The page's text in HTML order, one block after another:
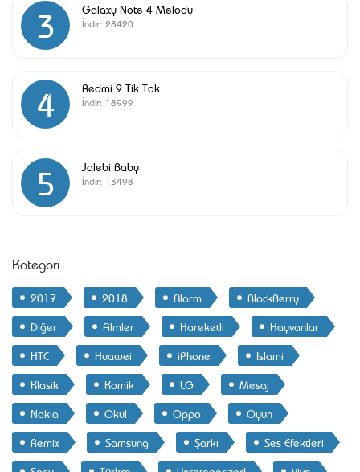
3 Galaxy Note 4 Melody
İndir: 28420
4 Redmi 9 Tik Tok
İndir: 18999
5 Jalebi Baby
İndir: 13498
Kategori
2017 2018 Alarm
BlackBerry
Diğer
Filmler Hareketli
Hayvanlar
HTC
Huawei iPhone
Islami
Klasik
Komik LG
Mesaj
Nokia
Okul Oppo
Oyun
Remix
Samsung Şarkı
Ses Efektleri